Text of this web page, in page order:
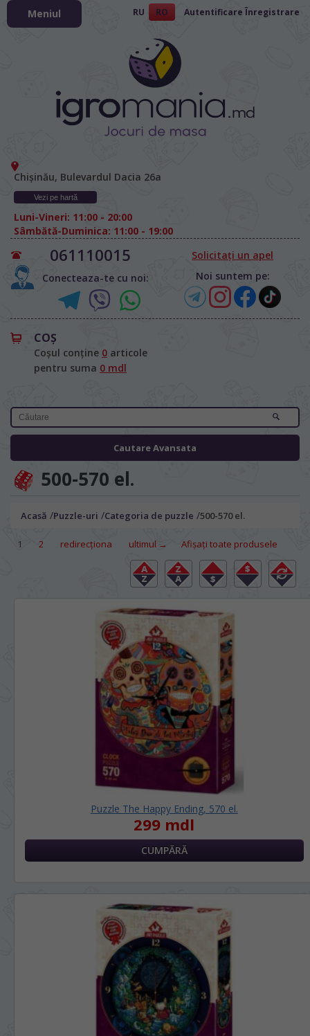
RU RO Autentificare Înregistrare
Chișinău, Bulevardul Dacia 26а
Vezi pe hartă
Luni-Vineri: 11:00 - 20:00
Sâmbătă-Duminica: 11:00 - 19:00
061110015
Conecteaza-te cu noi:
Solicitați un apel
Noi suntem pe:
COŞ
Coșul conține 0 articole
pentru suma 0 mdl
Cautare Avansata
Meniul
500-570 el.
Acasă /Puzzle-uri /Categoria de puzzle /500-570 el.
1 2 redirecţiona ultimul → Afișați toate produsele
Puzzle The Happy Ending, 570 el.
299 mdl